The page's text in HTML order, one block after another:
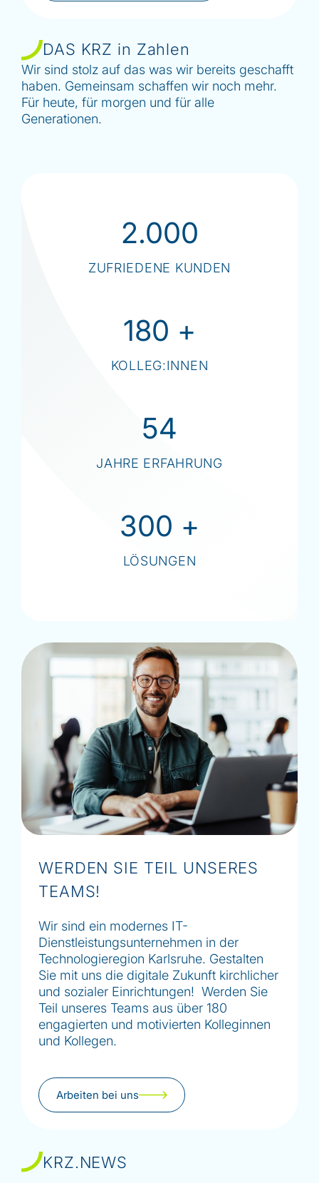
DAS KRZ in Zahlen
Wir sind stolz auf das was wir bereits geschafft
haben. Gemeinsam schaffen wir noch mehr.
Für heute, für morgen und für alle
Generationen.
2.000
ZUFRIEDENE KUNDEN
180 +
KOLLEG:INNEN
54
JAHRE ERFAHRUNG
300 +
LÖSUNGEN
WERDEN SIE TEIL UNSERES
TEAMS!
Wir sind ein modernes IT-
Dienstleistungsunternehmen in der
Technologieregion Karlsruhe. Gestalten
Sie mit uns die digitale Zukunft kirchlicher
und sozialer Einrichtungen! Werden Sie
Teil unseres Teams aus über 180
engagierten und motivierten Kolleginnen
und Kollegen.
Arbeiten bei uns
KRZ.NEWS